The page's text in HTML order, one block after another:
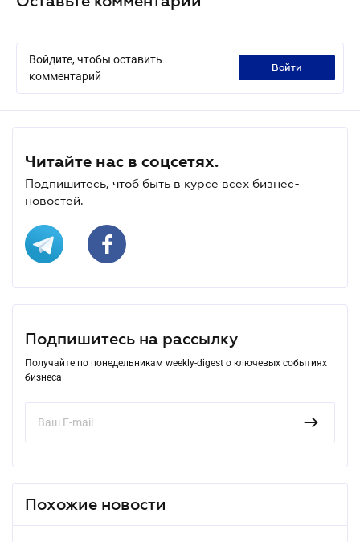
Войдите, чтобы оставить
комментарий
войти
Читайте нас в соцсетях.
Подпишитесь, чтоб быть в курсе всех бизнес-
новостей.
Подпишитесь на рассылку
Получайте по понедельникам weekly-digest о ключевых событиях
бизнеса
Похожие новости